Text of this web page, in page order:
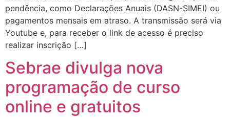
pendência, como Declarações Anuais (DASN-SIMEI) ou
pagamentos mensais em atraso. A transmissão será via
Youtube e, para receber o link de acesso é preciso
realizar inscrição […]
Sebrae divulga nova
programação de curso
online e gratuitos